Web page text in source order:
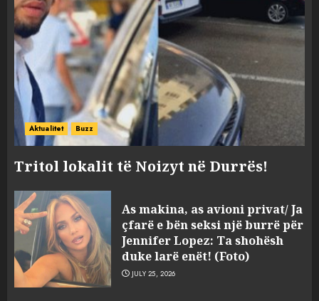
Aktualitet Buzz
Tritol lokalit të Noizyt në Durrës!
As makina, as avioni privat/ Ja
çfarë e bën seksi një burrë për
Jennifer Lopez: Ta shohësh
duke larë enët! (Foto)
JULY 25, 2026
3
racist në rrjetet sociale ndaj
gazetarit grek me origjinë
shqiptare: Je mysafir këtu,
nuk duhet të flasësh!
AUGUST 8, 2026